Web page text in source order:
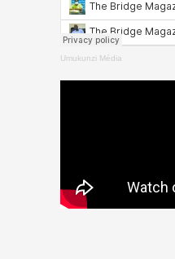
Umukunzi Média